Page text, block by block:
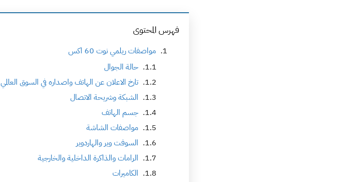
فهرس المحتوى
مواصفات ريلمي نوت 60 اكس
حالة الجوال
تارخ الاعلان عن الهاتف واصداره في السوق العالمي
الشبكة وشريحة الاتصال
جسم الهاتف
مواصفات الشاشة
السوفت وير والهاردوير
الرامات والذاكرة الداخلية والخارجية
الكاميرات